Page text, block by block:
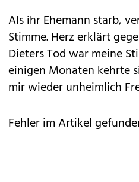
Als ihr Ehemann starb,
Stimme. Herz erklärt
Dieters Tod war meine
einigen Monaten kehrte
mir wieder unheimlich
Fehler im Artikel